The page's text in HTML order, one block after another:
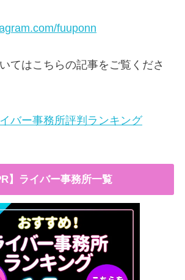
fuuponn
てはこちらの記事をご覧くださ
バー事務所評判ランキング
】ライバー事務所一覧